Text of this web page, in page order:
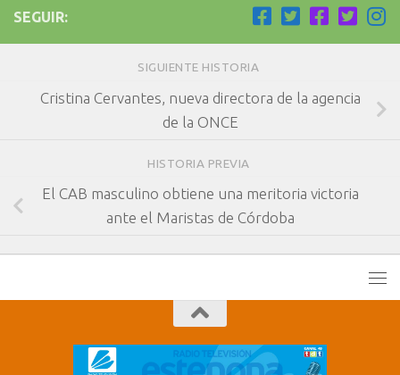
SEGUIR:
SIGUIENTE HISTORIA
Cristina Cervantes, nueva directora de la agencia
de la ONCE
HISTORIA PREVIA
El CAB masculino obtiene una meritoria victoria
ante el Maristas de Córdoba